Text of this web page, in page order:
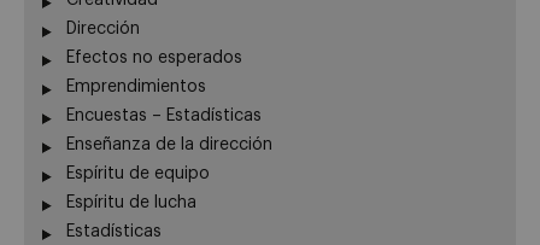
Dirección
Efectos no esperados
Emprendimientos
Encuestas – Estadísticas
Enseñanza de la dirección
Espíritu de equipo
Espíritu de lucha
Estadísticas